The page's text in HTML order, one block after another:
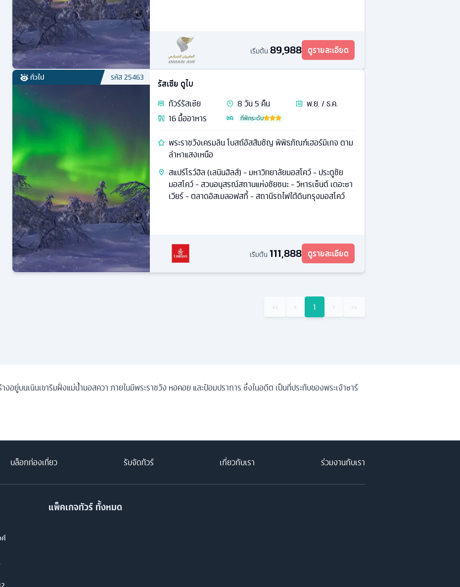
เริ่มต้น 89,988 ดูรายละเอียด
ทั่วไป รหัส25463
รัสเซีย ดูไบ
ทัวร์รัสเซีย 8วัน5 คืน
พ.ย. / ธ.ค.
16มื้ออาหาร ที่พักระดับ
พระราชวังเครมลิน โบสถ์อัสสัมชัญ พิพิธภัณฑ์เฮอร์มิเทจ ตาม
ล่าหาแสงเหนือ
สแปร์โรว์ฮิล (เลนินฮิลส์) - มหาวิทยาลัยมอสโคว์ - ประตูชัย
มอสโคว์ - สวนอนุสรณ์สถานแห่งชัยชนะ - วิหารเซ็นต์ เดอะซา
เวียร์ - ตลาดอิสเมลอฟสกี้ - สถานีรถไฟใต้ดินกรุงมอสโคว์
เริ่มต้น 111,888 ดูรายละเอียด
‹‹ ‹ 1 › ››
อยู่บนเนินเขาริมฝั่งแม่น้ำมอสควา ภายในมีพระราชวัง หอคอย และป้อมปราการ ซึ่งในอดีต เป็นที่ประทับของพระเจ้าซาร์
บล็อกท่องเที่ยว รับจัดทัวร์ เกี่ยวกับเรา ร่วมงานกับเรา
ศ์
แพ็คเกจทัวร์ ทั้งหมด